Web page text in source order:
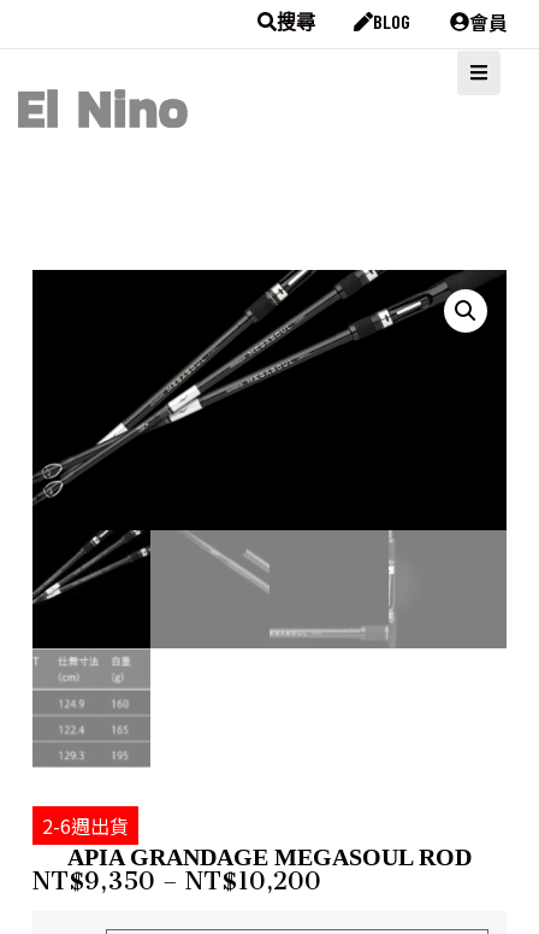
搜尋 BLOG 會員
2-6週出貨
APIA GRANDAGE MEGASOUL ROD
NT$9,350 – NT$10,200